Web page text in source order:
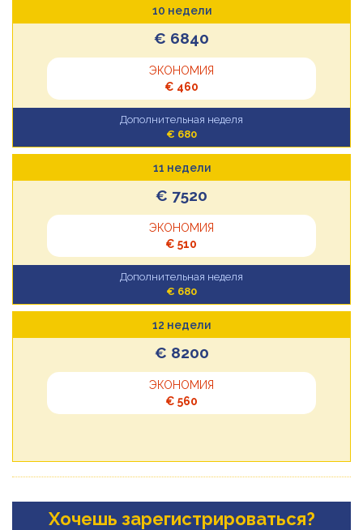
10 недели
€ 6840
ЭКОНОМИЯ
€ 460
Дополнительная неделя
€ 680
11 недели
€ 7520
ЭКОНОМИЯ
€ 510
Дополнительная неделя
€ 680
12 недели
€ 8200
ЭКОНОМИЯ
€ 560
Хочешь зарегистрироваться?